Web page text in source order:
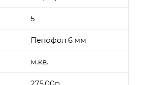
5
Пенофол 6 мм
м.кв.